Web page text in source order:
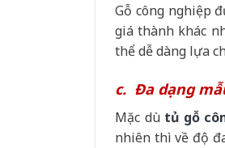
Gỗ công nghiệp
giá thành khác
thể dễ dàng lựa
c. Đa dạng
Mặc dùtủ gỗ
nhiên thì về độ